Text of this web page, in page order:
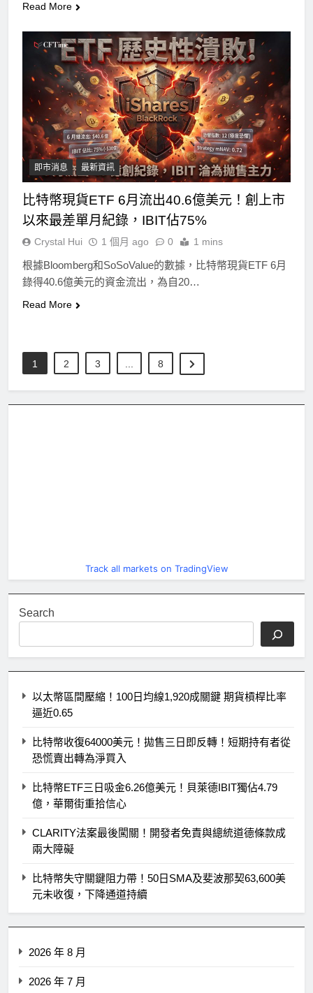
Track all markets on TradingView
Search
以太幣區間壓縮！100日均線1,920成關鍵 期貨槓桿比率
逼近0.65
比特幣收復64000美元！拋售三日即反轉！短期持有者從
恐慌賣出轉為淨買入
比特幣ETF三日吸金6.26億美元！貝萊德IBIT獨佔4.79
億，華爾街重拾信心
CLARITY法案最後闖關！開發者免責與總統道德條款成
兩大障礙
比特幣失守關鍵阻力帶！50日SMA及斐波那契63,600美
元未收復，下降通道持續
2026 年 8 月
2026 年 7 月
Read More
即市消息 最新資訊
比特幣現貨ETF 6月流出40.6億美元！創上市
以來最差單月紀錄，IBIT佔75%
Crystal Hui 1 個月 ago 0 1 mins
根據Bloomberg和SoSoValue的數據，比特幣現貨ETF 6月
錄得40.6億美元的資金流出，為自20…
Read More
1 2 3 ... 8